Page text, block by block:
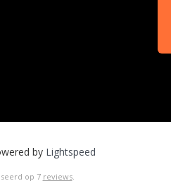
by Lightspeed
op 7 reviews.